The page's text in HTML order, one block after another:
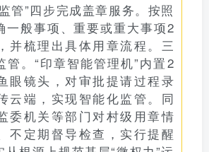
管”四步完成盖章服务。按照
一般事项、重要或重大事项2
并梳理出具体用章流程。三
管。“印章智能管理机”内置2
眼镜头，对审批提请过程录
云端，实现智能化监管。同
委机关等部门对村级用章情
不定期督导检查，实行提醒